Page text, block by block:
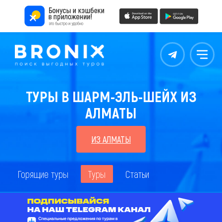
Контакты Меню
ТУРЫ В ШАРМ-ЭЛЬ-ШЕЙХ ИЗ
АЛМАТЫ
ИЗ АЛМАТЫ
Горящие туры Туры Статьи